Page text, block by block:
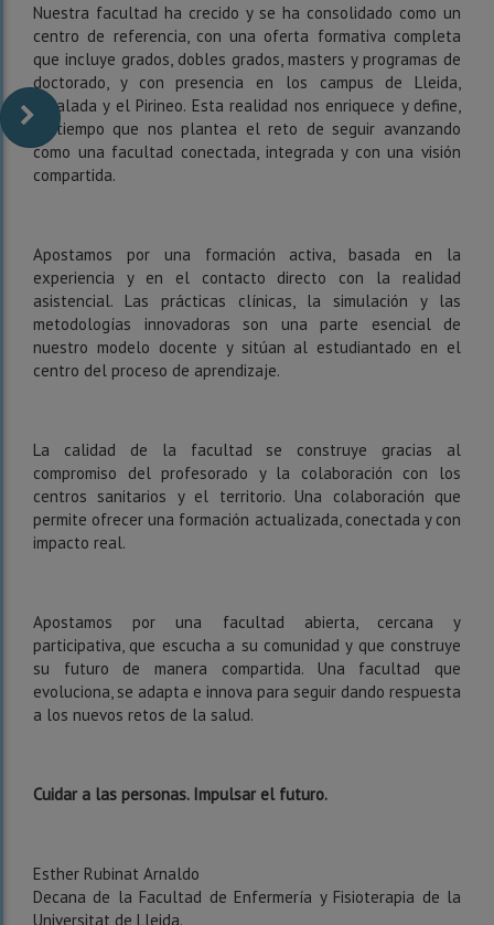
Nuestra facultad ha crecido y se ha consolidado como un
centro de referencia, con una oferta formativa completa
que incluye grados, dobles grados, masters y programas de
doctorado, y con presencia en los campus de Lleida,
Igualada y el Pirineo. Esta realidad nos enriquece y define,
al tiempo que nos plantea el reto de seguir avanzando
como una facultad conectada, integrada y con una visión
compartida.
Apostamos por una formación activa, basada en la
experiencia y en el contacto directo con la realidad
asistencial. Las prácticas clínicas, la simulación y las
metodologías innovadoras son una parte esencial de
nuestro modelo docente y sitúan al estudiantado en el
centro del proceso de aprendizaje.
La calidad de la facultad se construye gracias al
compromiso del profesorado y la colaboración con los
centros sanitarios y el territorio. Una colaboración que
permite ofrecer una formación actualizada, conectada y con
impacto real.
Apostamos por una facultad abierta, cercana y
participativa, que escucha a su comunidad y que construye
su futuro de manera compartida. Una facultad que
evoluciona, se adapta e innova para seguir dando respuesta
a los nuevos retos de la salud.
Cuidar a las personas. Impulsar el futuro.
Esther Rubinat Arnaldo
Decana de la Facultad de Enfermería y Fisioterapia de la
Universitat de Lleida.